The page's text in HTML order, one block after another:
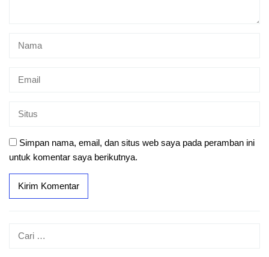
Simpan nama, email, dan situs web saya pada peramban ini
untuk komentar saya berikutnya.